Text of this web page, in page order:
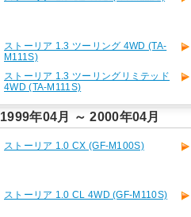
ストーリア 1.3 ツーリング 4WD (TA-
M111S)
ストーリア 1.3 ツーリングリミテッド
4WD (TA-M111S)
1999年04月 ～ 2000年04月
ストーリア 1.0 CX (GF-M100S)
ストーリア 1.0 CL 4WD (GF-M110S)